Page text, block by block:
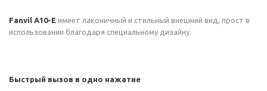
Fanvil A10-E имеет лаконичный и стильный внешний вид, прост в
использовании благодаря специальному дизайну.
Быстрый вызов в одно нажатие